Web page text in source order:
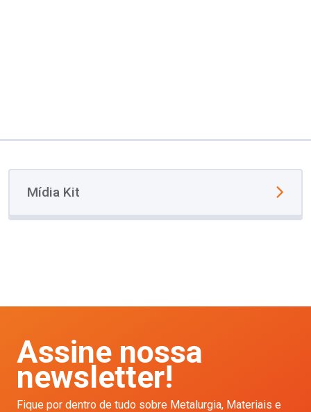
Mídia Kit
Assine nossa
newsletter!
Fique por dentro de tudo sobre Metalurgia, Materiais e